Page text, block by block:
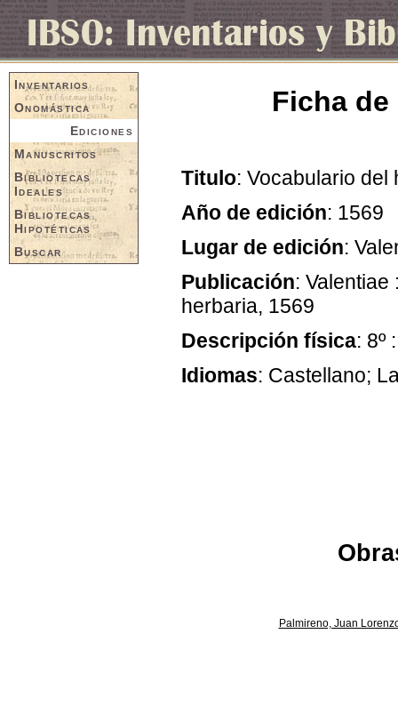
Inventarios
Onomástica
Ediciones
Manuscritos
Bibliotecas
Ideales
Bibliotecas
Hipotéticas
Buscar
Ficha
Titulo: Vocabulario del
Año de edición: 1569
Lugar de edición:
Publicación:
herbaria, 1569
Descripción física: 8º
Idiomas: Castellano;
Palmireno, Juan